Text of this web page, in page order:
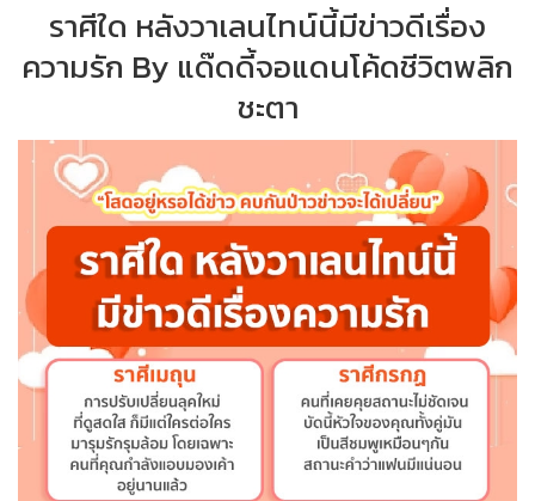
ราศีใด หลังวาเลนไทน์นี้มีข่าวดีเรื่อง
ความรัก By แด๊ดดี้จอแดนโค้ดชีวิตพลิก
ชะตา